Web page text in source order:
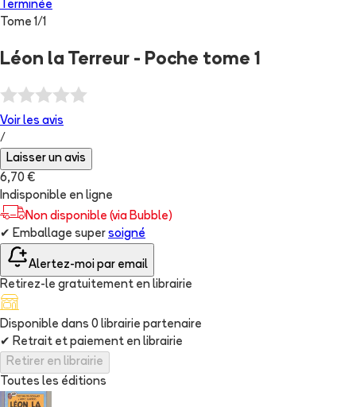
Terminée
Tome 1/1
Léon la Terreur - Poche tome 1
Voir les avis
/
Laisser un avis
6,70 €
Indisponible en ligne
Non disponible (via Bubble)
✔ Emballage super soigné
Alertez-moi par email
Retirez-le gratuitement en librairie
Disponible dans 0 librairie partenaire
✔ Retrait et paiement en librairie
Retirer en librairie
Toutes les éditions